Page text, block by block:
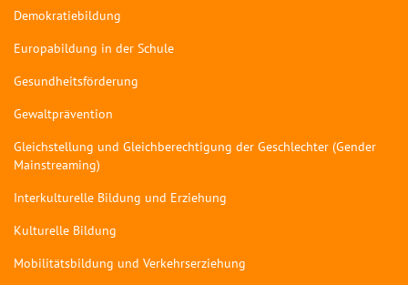
Demokratiebildung
Europabildung in der Schule
Gesundheitsförderung
Gewaltprävention
Gleichstellung und Gleichberechtigung der Geschlechter (Gender
Mainstreaming)
Interkulturelle Bildung und Erziehung
Kulturelle Bildung
Mobilitätsbildung und Verkehrserziehung